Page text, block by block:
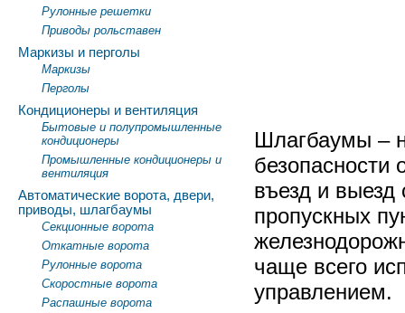
Шлагбаумы –
безопасности
въезд и выезд
пропускных
чаще всего
управлением.
Рулонные решетки
Приводы рольставен
Маркизы и перголы
Маркизы
Перголы
Кондиционеры и вентиляция
Бытовые и полупромышленные
кондиционеры
Промышленные кондиционеры и
вентиляция
Автоматические ворота, двери,
приводы, шлагбаумы
Секционные ворота
Откатные ворота
Рулонные ворота
Скоростные ворота
Распашные ворота